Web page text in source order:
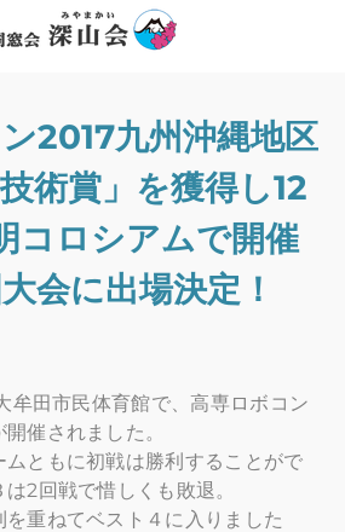
2017九州沖縄地区
術賞」を獲得し12
コロシアムで開催
会に出場決定！
牟田市民体育館で、高専ロボコン
催されました。
ともに初戦は勝利することがで
2回戦で惜しくも敗退。
重ねてベスト４に入りました
同窓会について
会則
組織図
役員名簿
ライバシーポリシー
・協力費のお願い
ーリングリスト登録
H30年度行事予定
H29年度行事予定
新着情報
29年度深山会本部活動
年度深山会本部活動
活動予定
Uターン転職情報
地元企業求人情報
人材バンク登録
お問い合わせ